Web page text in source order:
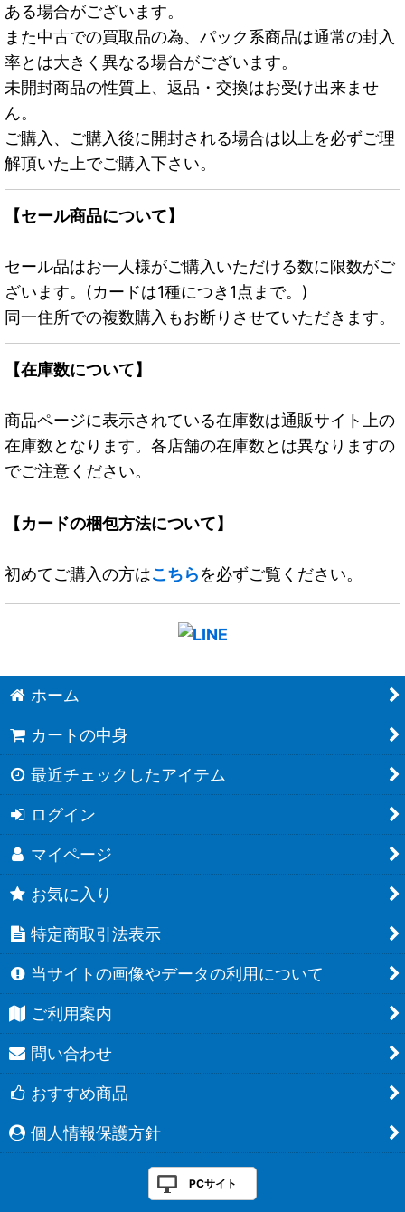
ある場合がございます。
また中古での買取品の為、パック系商品は通常の封入
率とは大きく異なる場合がございます。
未開封商品の性質上、返品・交換はお受け出来ませ
ん。
ご購入、ご購入後に開封される場合は以上を必ずご理
解頂いた上でご購入下さい。
【セール商品について】
セール品はお一人様がご購入いただける数に限数がご
ざいます。(カードは1種につき1点まで。)
同一住所での複数購入もお断りさせていただきます。
【在庫数について】
商品ページに表示されている在庫数は通販サイト上の
在庫数となります。各店舗の在庫数とは異なりますの
でご注意ください。
【カードの梱包方法について】
初めてご購入の方はこちらを必ずご覧ください。
ホーム
カートの中身
最近チェックしたアイテム
ログイン
マイページ
お気に入り
特定商取引法表示
当サイトの画像やデータの利用について
ご利用案内
問い合わせ
おすすめ商品
個人情報保護方針
PCサイト